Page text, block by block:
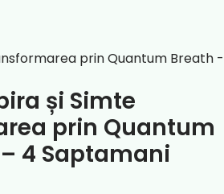
și Simte
prin Quantum
4 Saptamani